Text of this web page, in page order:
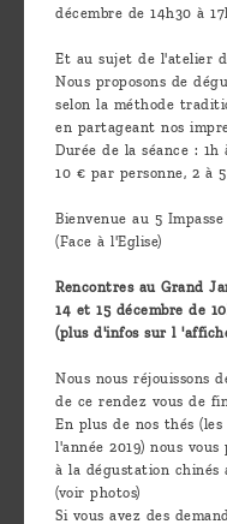
décembre de 14h30 à
Et au sujet de l'atelier
Nous proposons de
selon la méthode
en partageant nos
Durée de la séance : 1h
10 € par personne, 2 à
Bienvenue au 5
(Face à l'Eglise)
Rencontres au Grand
14 et 15 décembre de
(plus d'infos sur l
Nous nous réjouissons
de ce rendez vous de
En plus de nos thés
l'année 2019) nous
à la dégustation chinés
(voir photos)
Si vous avez des